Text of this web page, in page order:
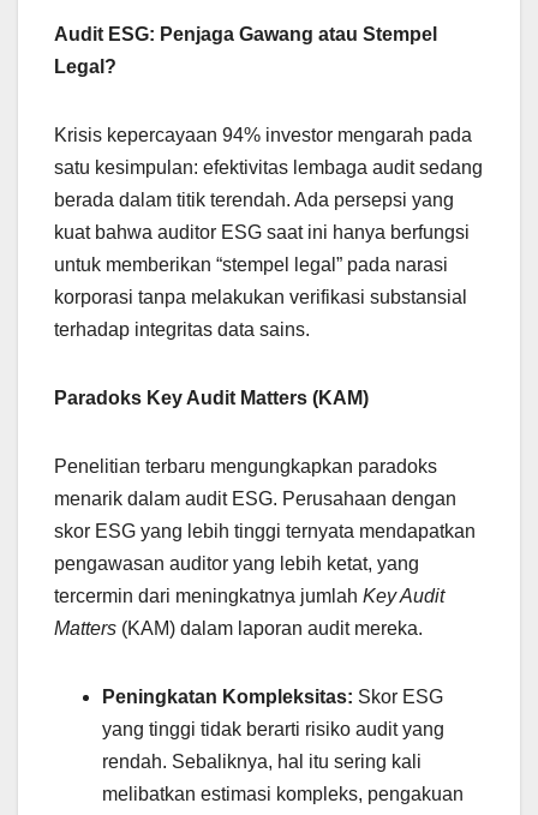
Audit ESG: Penjaga Gawang atau Stempel
Legal?
Krisis kepercayaan 94% investor mengarah pada
satu kesimpulan: efektivitas lembaga audit sedang
berada dalam titik terendah. Ada persepsi yang
kuat bahwa auditor ESG saat ini hanya berfungsi
untuk memberikan “stempel legal” pada narasi
korporasi tanpa melakukan verifikasi substansial
terhadap integritas data sains.
Paradoks Key Audit Matters (KAM)
Penelitian terbaru mengungkapkan paradoks
menarik dalam audit ESG. Perusahaan dengan
skor ESG yang lebih tinggi ternyata mendapatkan
pengawasan auditor yang lebih ketat, yang
tercermin dari meningkatnya jumlah Key Audit
Matters (KAM) dalam laporan audit mereka.
Peningkatan Kompleksitas: Skor ESG
yang tinggi tidak berarti risiko audit yang
rendah. Sebaliknya, hal itu sering kali
melibatkan estimasi kompleks, pengakuan